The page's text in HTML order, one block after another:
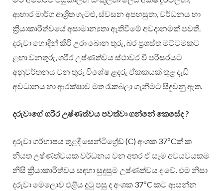
ආහාර මාර්ග ආශ්‍රිත ගැටළු, ස්වසන අපහසුතා, වර්ධනය හා
ක්‍රියාකාරිත්වයේ අසාමාන්‍යතා ඇතිවීමේ අවදානමක් පවතී.
දරුවා හොඳින් කිරි උරා බොන තුරු, බර ප්‍රශස්ත මට්ටමකට
ළඟා වනතුරු, ශරීර උෂ්ණත්වය ස්ථාවර වී පරිසරයට
අනුවර්තනය වන තුරු විශේෂ ළදරු ඒකකයක් තුළ දැඩි
අවධානය හා ආරක්ෂාව මත රැකබලා ගැනීමට සිදුවනු ඇත.
දරුවාගේ ශරීර උෂ්ණත්වය පවත්වා ගන්නේ කෙසේද ?
දරුවා ගර්භාෂය තුළදී සෙන්ටිග්‍රේඩ් (C) අංශක 37ºCක්‍ ක
නියත උෂ්ණත්වයක වර්ධනය වන අතර ඒ සෑම අවයවයකම
නිසි ක්‍රියාකාරීත්වය සඳහා සුදුසුම උෂ්ණත්වය ද වේ. එම නිසා
දරුවා මෙලොව එළිය දුටු පසු ද අංශක 37ºC කට ආසන්න